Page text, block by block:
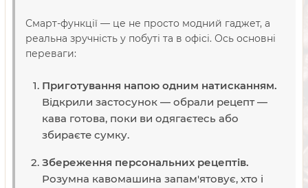
Смарт-функції — це не просто модний гаджет, а
реальна зручність у побуті та в офісі. Ось основні
переваги:
Приготування напою одним натисканням.
Відкрили застосунок — обрали рецепт —
кава готова, поки ви одягаєтесь або
збираєте сумку.
Збереження персональних рецептів.
Розумна кавомашина запам'ятовує, хто і